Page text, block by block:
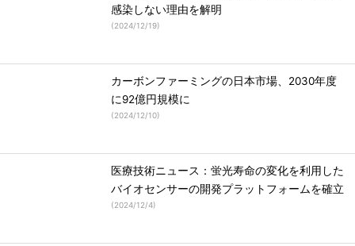
感染しない理由を解明
(2024/12/19)
カーボンファーミングの日本市場、2030年度
に92億円規模に
(2024/12/10)
医療技術ニュース：蛍光寿命の変化を利用した
バイオセンサーの開発プラットフォームを確立
(2024/12/4)